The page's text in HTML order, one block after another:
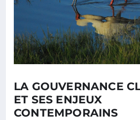
LA GOUVERNANCE
ET SES ENJEUX
CONTEMPORAINS